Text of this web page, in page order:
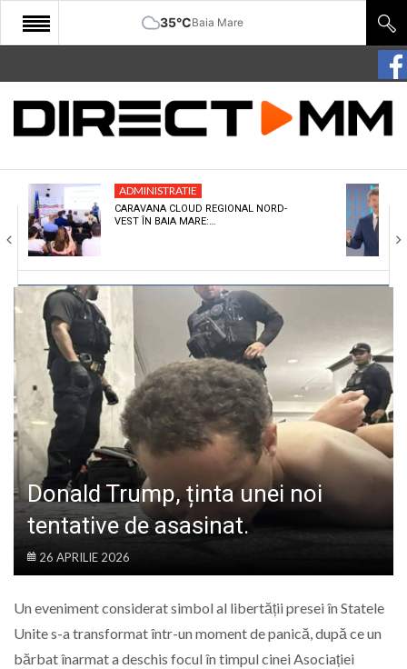
35°CBaia Mare
START
COMUNITATE
CULTURA
ECONOMIE
SANATATE
SPORT
SPECIAL
POLITIC
LIFE
ADMINISTRATIE
CARAVANA CLOUD REGIONAL NORD-
VEST ÎN BAIA MARE:…
Donald Trump, ținta unei noi
tentative de asasinat.
26 APRILIE 2026
Un eveniment considerat simbol al libertății presei în Statele
Unite s-a transformat într-un moment de panică, după ce un
bărbat înarmat a deschis focul în timpul cinei Asociației